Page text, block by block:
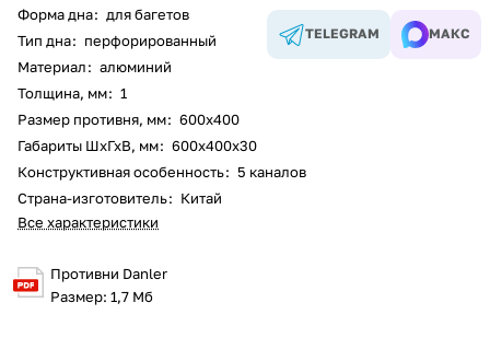
Форма дна: для багетов
Тип дна: перфорированный
Материал: алюминий
Толщина, мм: 1
Размер противня, мм: 600х400
Габариты ШхГхВ, мм: 600х400х30
Конструктивная особенность: 5 каналов
Страна-изготовитель: Китай
Все характеристики
Противни Danler
Размер: 1,7 Мб
TELEGRAM МАКС